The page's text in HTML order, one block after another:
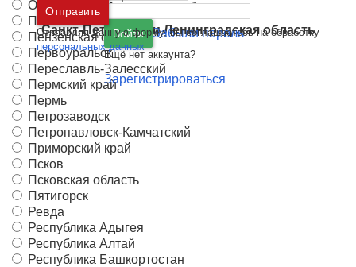
Москва и
Московская область
Санкт-Петербург иЛенинградская область
Войти Забыли пароль
Ещё нет аккаунта?
Зарегистрироваться
Орск
Пенза
Пензенская область
Первоуральск
Переславль-Залесский
Пермский край
Пермь
Петрозаводск
Петропавловск-Камчатский
Приморский край
Псков
Псковская область
Пятигорск
Ревда
Республика Адыгея
Республика Алтай
Республика Башкортостан
Отправить
Отправляя данную форму, вы соглашаетесь на обработку
персональных данных